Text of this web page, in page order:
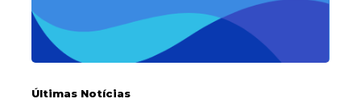
Últimas Notícias